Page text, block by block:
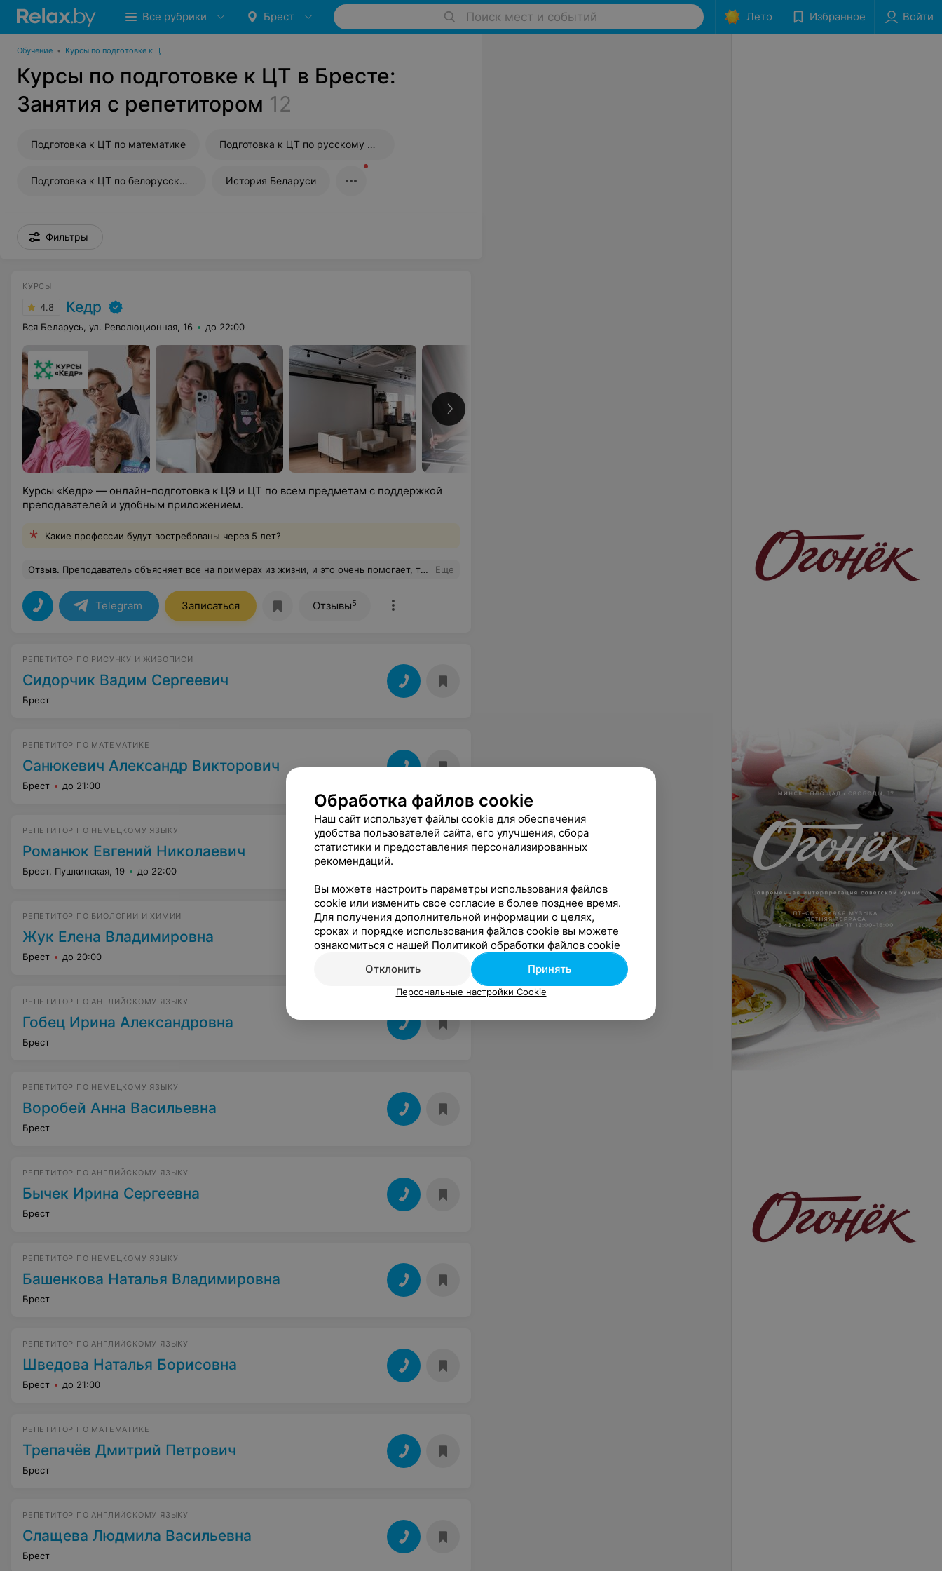
Все рубрики Брест Поиск мест и событий Лето Избранное Войти
Обучение • Курсы по подготовке к ЦТ
Курсы по подготовке к ЦТ в Бресте:
Занятия с репетитором 12
Подготовка к ЦТ по математике Подготовка к ЦТ по русскому языку
Подготовка к ЦТ по белорусскому языку История Беларуси
Фильтры
КУРСЫ
4.8 Кедр
Вся Беларусь, ул. Революционная, 16 до 22:00
Курсы «Кедр» — онлайн-подготовка к ЦЭ и ЦТ по всем предметам с поддержкой
преподавателей и удобным приложением.
Какие профессии будут востребованы через 5 лет?
Отзыв. Преподаватель объясняет все на примерах из жизни, и это очень помогает, теперь я понимаю, что такое девальвация, дискриминация и вообще могу это отличать. Занятия проходили очень легко и я даже переслушала пару эфиров как подкаст) и я реально чувствую, что стала лучше понимать общество. Иногда уроки чуть затягиваются из-за вопросов, но это скорее плюс. Курс уже продлила, еще раз спасибо Даше и Кедрам! Еще
Telegram Записаться Отзывы5
РЕПЕТИТОР ПО РИСУНКУ И ЖИВОПИСИ
Сидорчик Вадим Сергеевич
Брест
РЕПЕТИТОР ПО МАТЕМАТИКЕ
Санюкевич Александр Викторович
Брест до 21:00
РЕПЕТИТОР ПО НЕМЕЦКОМУ ЯЗЫКУ
Романюк Евгений Николаевич
Брест, Пушкинская, 19 до 22:00
РЕПЕТИТОР ПО БИОЛОГИИ И ХИМИИ
Жук Елена Владимировна
Брест до 20:00
РЕПЕТИТОР ПО АНГЛИЙСКОМУ ЯЗЫКУ
Гобец Ирина Александровна
Брест
РЕПЕТИТОР ПО НЕМЕЦКОМУ ЯЗЫКУ
Воробей Анна Васильевна
Брест
РЕПЕТИТОР ПО АНГЛИЙСКОМУ ЯЗЫКУ
Бычек Ирина Сергеевна
Брест
РЕПЕТИТОР ПО НЕМЕЦКОМУ ЯЗЫКУ
Башенкова Наталья Владимировна
Брест
РЕПЕТИТОР ПО АНГЛИЙСКОМУ ЯЗЫКУ
Шведова Наталья Борисовна
Брест до 21:00
РЕПЕТИТОР ПО МАТЕМАТИКЕ
Трепачёв Дмитрий Петрович
Брест
РЕПЕТИТОР ПО АНГЛИЙСКОМУ ЯЗЫКУ
Слащева Людмила Васильевна
Брест
Обработка файлов cookie
Наш сайт использует файлы cookie для обеспечения
удобства пользователей сайта, его улучшения, сбора
статистики и предоставления персонализированных
рекомендаций.
Вы можете настроить параметры использования файлов
cookie или изменить свое согласие в более позднее время.
Для получения дополнительной информации о целях,
сроках и порядке использования файлов cookie вы можете
ознакомиться с нашей Политикой обработки файлов cookie
Отклонить
Принять
Персональные настройки Cookie